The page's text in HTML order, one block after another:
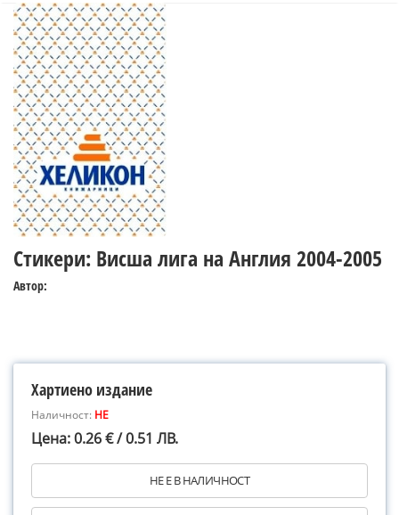
Стикери: Висша лига на Англия 2004-2005
Автор:
Хартиено издание
Наличност: НЕ
Цена: 0.26 € / 0.51 ЛВ.
НЕ Е В НАЛИЧНОСТ